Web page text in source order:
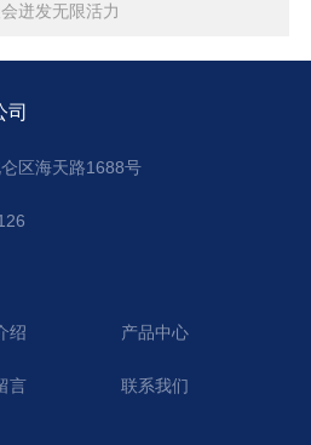
迸发无限活力
司
区海天路1688号
绍 产品中心
言 联系我们